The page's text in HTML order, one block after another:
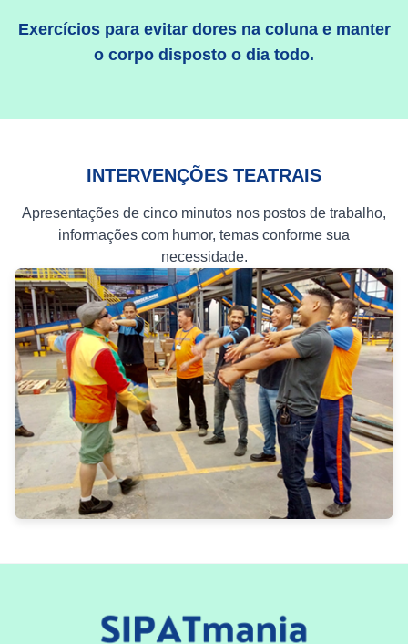
Exercícios para evitar dores na coluna e manter
o corpo disposto o dia todo.
INTERVENÇÕES TEATRAIS
Apresentações de cinco minutos nos postos de trabalho,
informações com humor, temas conforme sua
necessidade.